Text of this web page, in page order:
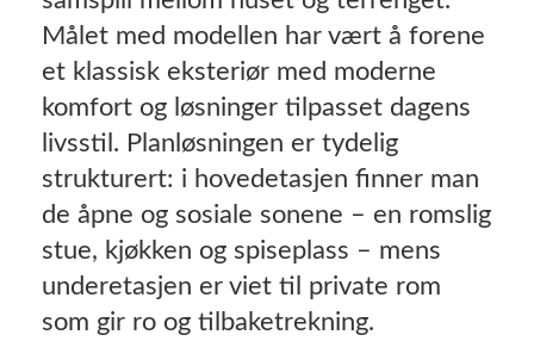
Målet med modellen har vært å forene
et klassisk eksteriør med moderne
komfort og løsninger tilpasset dagens
livsstil. Planløsningen er tydelig
strukturert: i hovedetasjen finner man
de åpne og sosiale sonene – en romslig
stue, kjøkken og spiseplass – mens
underetasjen er viet til private rom
som gir ro og tilbaketrekning.